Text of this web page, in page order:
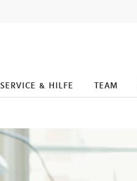
service & hilfe team